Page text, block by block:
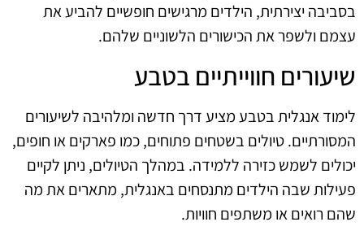
בסביבה יצירתית, הילדים מרגישים חופשיים להביע את
עצמם ולשפר את הכישורים הלשוניים שלהם.
שיעורים חווייתיים בטבע
לימוד אנגלית בטבע מציע דרך חדשה ומלהיבה לשיעורים
המסורתיים. טיולים בשטחים פתוחים, כמו פארקים או חופים,
יכולים לשמש כזירה ללמידה. במהלך הטיולים, ניתן לקיים
פעילות שבה הילדים מתנסחים באנגלית, מתארים את מה
שהם רואים או משתפים חוויות.